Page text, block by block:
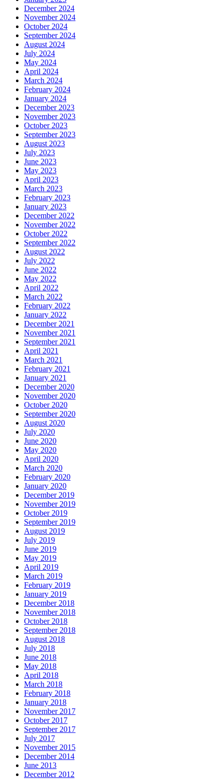
December 2024
November 2024
October 2024
September 2024
August 2024
July 2024
May 2024
April 2024
March 2024
February 2024
January 2024
December 2023
November 2023
October 2023
September 2023
August 2023
July 2023
June 2023
May 2023
April 2023
March 2023
February 2023
January 2023
December 2022
November 2022
October 2022
September 2022
August 2022
July 2022
June 2022
May 2022
April 2022
March 2022
February 2022
January 2022
December 2021
November 2021
September 2021
April 2021
March 2021
February 2021
January 2021
December 2020
November 2020
October 2020
September 2020
August 2020
July 2020
June 2020
May 2020
April 2020
March 2020
February 2020
January 2020
December 2019
November 2019
October 2019
September 2019
August 2019
July 2019
June 2019
May 2019
April 2019
March 2019
February 2019
January 2019
December 2018
November 2018
October 2018
September 2018
August 2018
July 2018
June 2018
May 2018
April 2018
March 2018
February 2018
January 2018
November 2017
October 2017
September 2017
July 2017
November 2015
December 2014
June 2013
December 2012